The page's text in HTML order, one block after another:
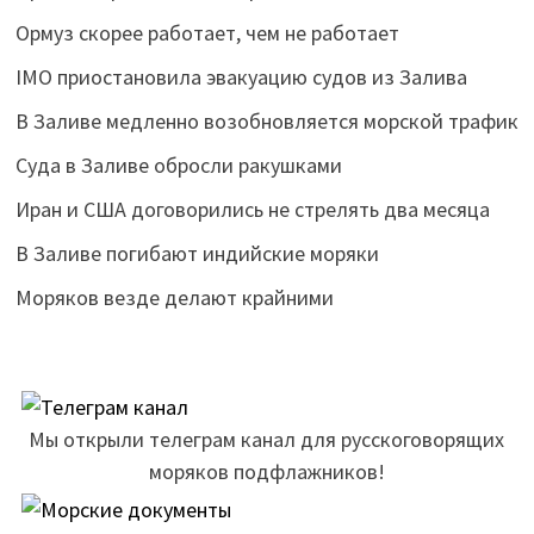
Ормуз скорее работает, чем не работает
IMO приостановила эвакуацию судов из Залива
В Заливе медленно возобновляется морской трафик
Суда в Заливе обросли ракушками
Иран и США договорились не стрелять два месяца
В Заливе погибают индийские моряки
Моряков везде делают крайними
Мы открыли телеграм канал для русскоговорящих
моряков подфлажников!